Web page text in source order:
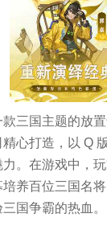
三国主题的放
心打造，以 Q
。在游戏中，
养百位三国名
国争霸的热血。